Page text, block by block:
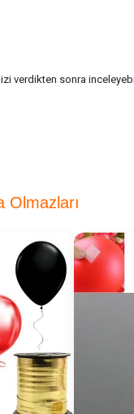
verdikten sonra
Olmazları